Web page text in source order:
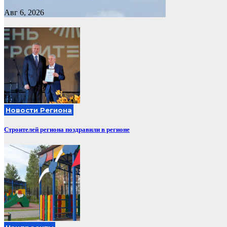
Авг 6, 2026
Новости Региона
Строителей региона поздравили в регионе